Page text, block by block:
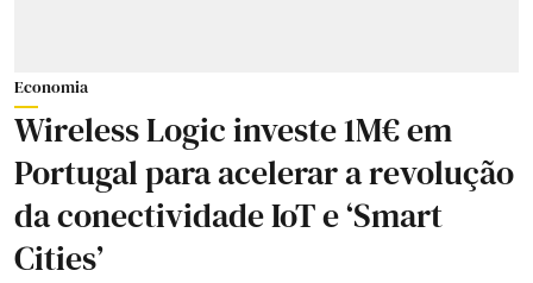
Economia
Wireless Logic investe 1M€ em
Portugal para acelerar a revolução
da conectividade IoT e ‘Smart
Cities’